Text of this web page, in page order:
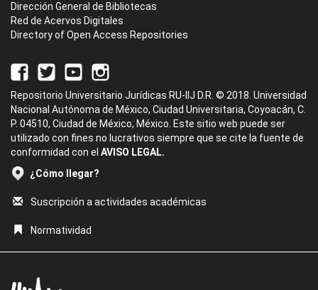
Dirección General de Bibliotecas
Red de Acervos Digitales
Directory of Open Access Repositories
Repositorio Universitario Jurídicas RU-IIJ D.R. © 2018. Universidad
Nacional Autónoma de México, Ciudad Universitaria, Coyoacán, C.
P. 04510, Ciudad de México, México. Este sitio web puede ser
utilizado con fines no lucrativos siempre que se cite la fuente de
conformidad con el AVISO LEGAL.
¿Cómo llegar?
Suscripción a actividades académicas
Normatividad